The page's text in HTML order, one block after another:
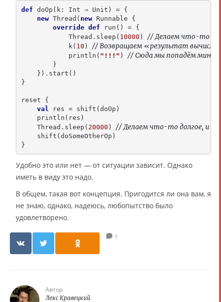
def doOp(k: Int ⇒ Unit) = {
new Thread( new Runnable {
override def run() = {
Thread.sleep( 10000 ) // Делаем что-то
k( 10 ) // Возвращаем «результат
println( "!!!" ) // Сюда мы попадём
}
}).start()
}
reset {
val
res = shift(doOp)
println(res)
Thread.sleep( 20000 ) // Делаем что-то долгое, и
shift(doSomeOtherOp)
Удобно это или нет — от ситуации зависит. Однако
иметь в виду это надо.
В общем, такая вот концепция. Пригодится ли она вам, я
не знаю, однако, надеюсь, любопытство было
удовлетворено.
1
Автор
Лекс Кравецкий